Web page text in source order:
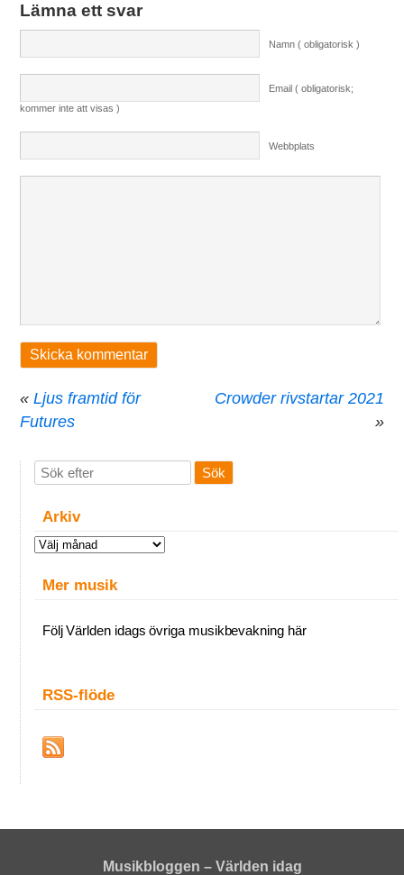
Lämna ett svar
Namn ( obligatorisk )
Email ( obligatorisk;
kommer inte att visas )
Webbplats
« Ljus framtid för
Futures
Crowder rivstartar 2021
»
Arkiv
Arkiv
Mer musik
Följ Världen idags övriga musikbevakning här
RSS-flöde
Musikbloggen – Världen idag